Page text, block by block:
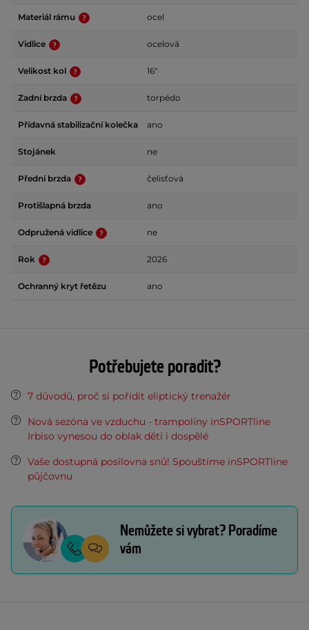
Materiál rámu ocel
Vidlice ocelová
Velikost kol 16"
Zadní brzda torpédo
Přídavná stabilizační kolečka ano
Stojánek ne
Přední brzda čelisťová
Protišlapná brzda ano
Odpružená vidlice ne
Rok 2026
Ochranný kryt řetězu ano
Potřebujete poradit?
7 důvodů, proč si pořídit eliptický trenažér
Nová sezóna ve vzduchu - trampolíny inSPORTline
Irbiso vynesou do oblak děti i dospělé
Vaše dostupná posilovna snů! Spouštíme inSPORTline
půjčovnu
Nemůžete si vybrat? Poradíme
vám